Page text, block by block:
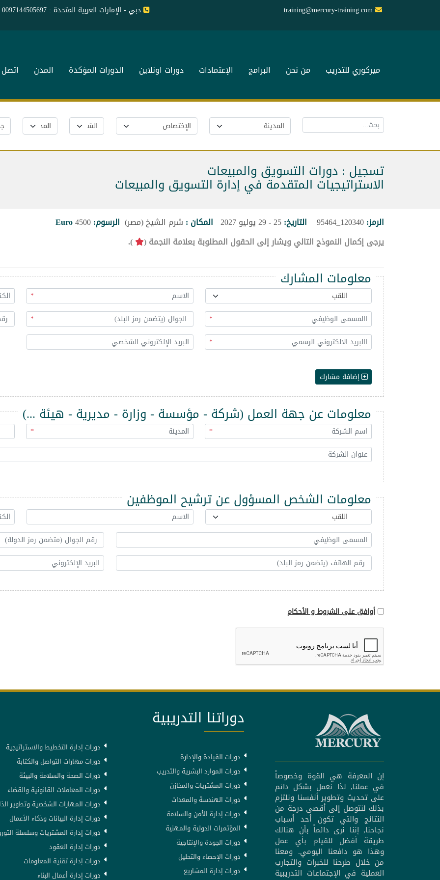
training@mercury-training.com دبي - الإمارات العربية المتحدة : 0097144505697
ميركوري للتدريب من نحن البرامج الإعتمادات دورات اونلاين الدورات المؤكدة المدن اتصل
تسجيل : دورات التسويق والمبيعات
الاستراتيجيات المتقدمة في إدارة التسويق والمبيعات
الرمز: التاريخ: المكان : شرم الشيخ (مصر) الرسوم:4500
Euro
يرجى إكمال النموذج التالي ويشار إلى الحقول المطلوبة بعلامة النجمة (
).
معلومات المشارك
*
*
*
*
إضافة مشارك
معلومات عن جهة العمل (شركة - مؤسسة - وزارة - مديرية - هيئة ...)
*
*
معلومات الشخص المسؤول عن ترشيح الموظفين
أوافق على الشروط و الأحكام
إن المعرفة هي القوة وخصوصاً
في عملنا, لذا نعمل بشكل دائم
على تحديث وتطوير أنفسنا ونلتزم
بذلك لنتوصل إلى أقصى درجة من
النتائج والتي تكون أحد أسباب
نجاحنا, إننا نرى دائماً بأن هنالك
طريقة أفضل للقيام بأي عمل
وهذا هو دافعنا اليومي. ومعنا
من خلال طرحنا للخبرات والتجارب
العملية في الإجتماعات التدريبية
دوراتنا التدريبية
دورات القيادة والإدارة
دورات الموارد البشرية والتدريب
دورات المشتريات والمخازن
دورات الهندسة والمعدات
دورات إدارة الأمن والسلامة
المؤتمرات الدولية والمهنية
دورات الجودة والإنتاجية
دورات الإحصاء والتحليل
دورات إدارة المشاريع
دورات إدارة التخطيط والاستراتيجية
دورات مهارات التواصل والكتابة
دورات الصحة والسلامة والبيئة
دورات المعاملات القانونية والقضاء
دورات المهارات الشخصية وتطوير
دورات إدارة البيانات وذكاء الأعمال
دورات إدارة المشتريات وسلسلة
دورات إدارة العقود
دورات إدارة تقنية المعلومات
دورات إدارة أعمال البناء